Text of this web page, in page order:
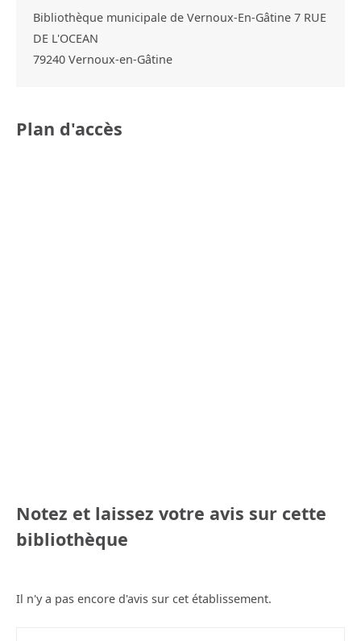
Bibliothèque municipale de Vernoux-En-Gâtine 7 RUE
DE L'OCEAN
79240 Vernoux-en-Gâtine
Plan d'accès
Notez et laissez votre avis sur cette
bibliothèque
Il n'y a pas encore d'avis sur cet établissement.